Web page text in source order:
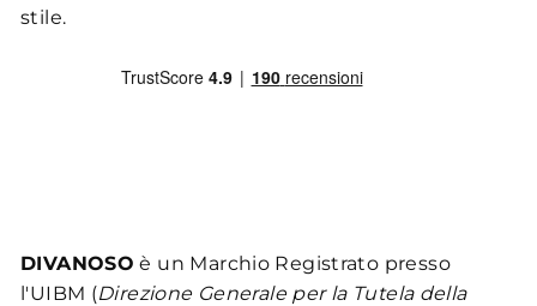
stile.
DIVANOSO è un Marchio Registrato presso
l'UIBM (Direzione Generale per la Tutela della